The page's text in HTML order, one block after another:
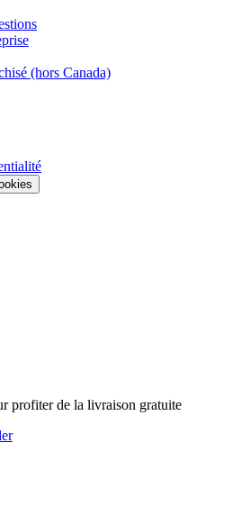
(hors Canada)
profiter de la livraison gratuite